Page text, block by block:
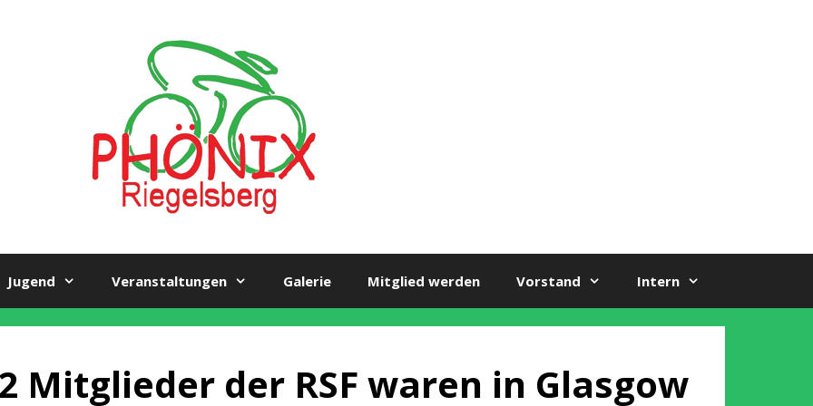
Jugend Veranstaltungen Galerie Mitglied werden Vorstand Intern
2 Mitglieder der RSF waren in Glasgow